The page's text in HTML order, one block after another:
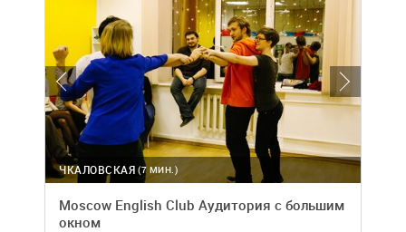
(7 МИН.)
ЧКАЛОВСКАЯ
Moscow English Club Аудитория с большим
окном